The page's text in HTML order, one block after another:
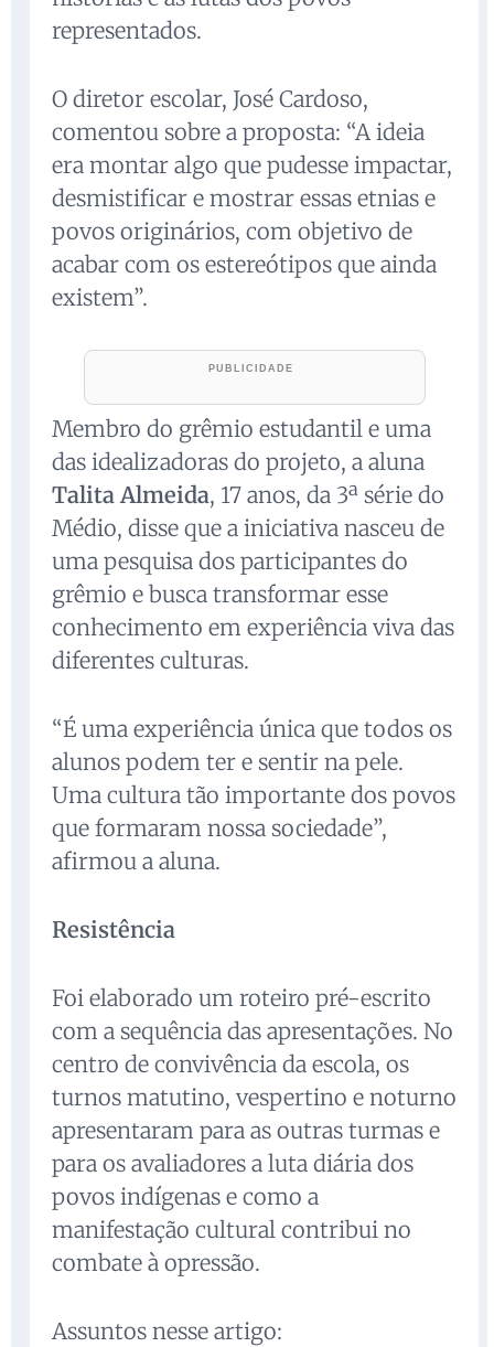
representados.
O diretor escolar, José Cardoso,
comentou sobre a proposta: “A ideia
era montar algo que pudesse impactar,
desmistificar e mostrar essas etnias e
povos originários, com objetivo de
acabar com os estereótipos que ainda
existem”.
Membro do grêmio estudantil e uma
das idealizadoras do projeto, a aluna
Talita Almeida, 17 anos, da 3ª série do
Médio, disse que a iniciativa nasceu de
uma pesquisa dos participantes do
grêmio e busca transformar esse
conhecimento em experiência viva das
diferentes culturas.
“É uma experiência única que todos os
alunos podem ter e sentir na pele.
Uma cultura tão importante dos povos
que formaram nossa sociedade”,
afirmou a aluna.
Resistência
Foi elaborado um roteiro pré-escrito
com a sequência das apresentações. No
centro de convivência da escola, os
turnos matutino, vespertino e noturno
apresentaram para as outras turmas e
para os avaliadores a luta diária dos
povos indígenas e como a
manifestação cultural contribui no
combate à opressão.
Assuntos nesse artigo: